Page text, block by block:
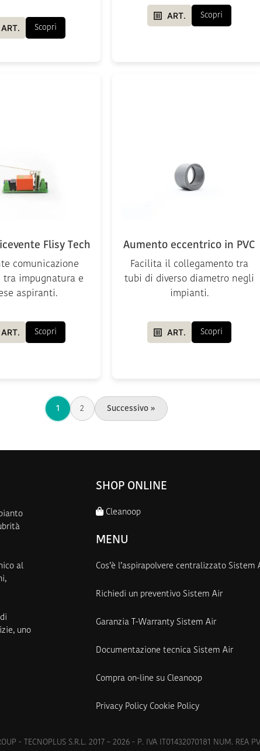
ART. Scopri
ART. Scopri
Flisy Tech
comunicazione
tra impugnatura e
aspiranti.
ART. Scopri
Aumento eccentrico in PVC
Facilita il collegamento tra
tubi di diverso diametro negli
impianti.
ART. Scopri
1 2 Successivo »
al
uno
SHOP ONLINE
Cleanoop
MENU
Cos’è l’aspirapolvere centralizzato Sistem
Richiedi un preventivo Sistem Air
Garanzia T-Warranty Sistem Air
Documentazione tecnica Sistem Air
Compra on-line su Cleanoop
Privacy Policy Cookie Policy
- TECNOPLUS S.R.L. 2017 – 2026 - P. IVA IT01432070181 NUM. REA